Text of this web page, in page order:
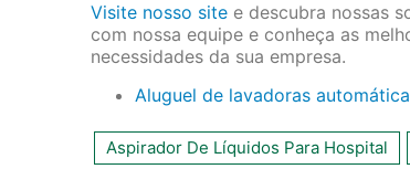
Visite nosso site e descubra nossas
com nossa equipe e conheça as
necessidades da sua empresa.
Aluguel de lavadoras
Aspirador De Líquidos Para Hospital